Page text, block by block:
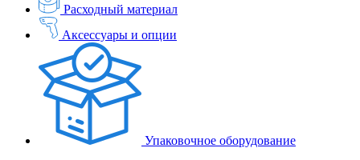
Расходный материал
Аксессуары и опции
Упаковочное оборудование